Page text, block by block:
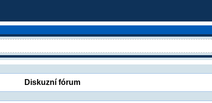
Diskuzní fórum